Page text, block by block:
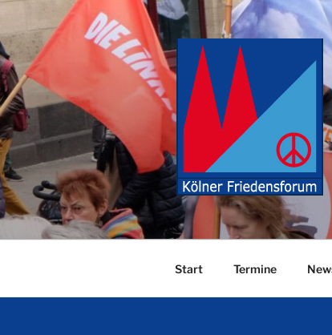
Inhalt
springen
Start Termine